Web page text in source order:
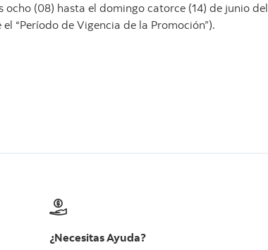
ocho (08) hasta el domingo catorce (14) de junio del
“Período de Vigencia de la Promoción”).
¿Necesitas Ayuda?